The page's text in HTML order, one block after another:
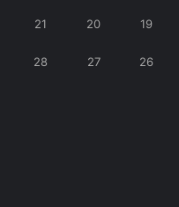
19
20
21
26
27
28